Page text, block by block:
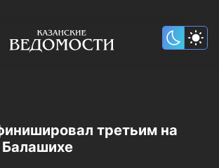
третьим на